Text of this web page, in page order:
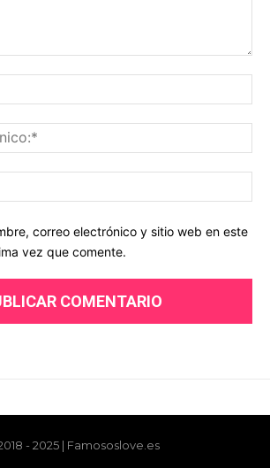
- 2025 | Famososlove.es